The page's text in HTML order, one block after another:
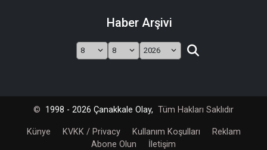
Haber Arşivi
© 1998 - 2026 Çanakkale Olay, Tüm Hakları Saklıdır
Künye KVKK / Privacy Kullanım Koşulları
Reklam
Abone Olun
İletişim